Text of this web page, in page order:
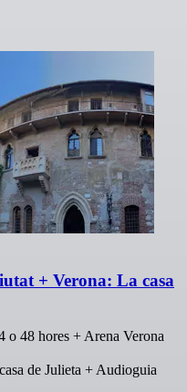
+ Verona: La casa
o 48 hores + Arena Verona
de Julieta + Audioguia